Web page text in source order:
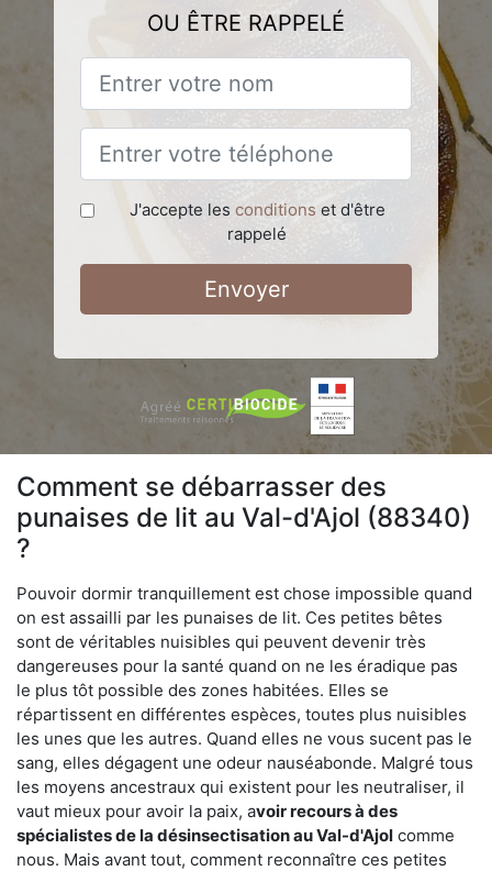
OU ÊTRE RAPPELÉ
J'accepte les conditions et d'être
rappelé
Envoyer
Comment se débarrasser des
punaises de lit au Val-d'Ajol (88340)
?
Pouvoir dormir tranquillement est chose impossible quand
on est assailli par les punaises de lit. Ces petites bêtes
sont de véritables nuisibles qui peuvent devenir très
dangereuses pour la santé quand on ne les éradique pas
le plus tôt possible des zones habitées. Elles se
répartissent en différentes espèces, toutes plus nuisibles
les unes que les autres. Quand elles ne vous sucent pas le
sang, elles dégagent une odeur nauséabonde. Malgré tous
les moyens ancestraux qui existent pour les neutraliser, il
vaut mieux pour avoir la paix, avoir recours à des
spécialistes de la désinsectisation au Val-d'Ajol comme
nous. Mais avant tout, comment reconnaître ces petites